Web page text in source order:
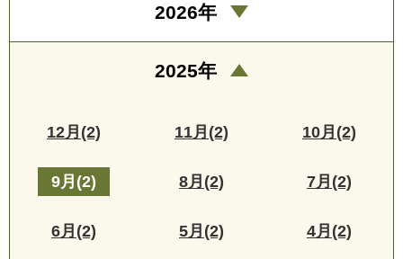
2026年
2025年
12月(2) 11月(2) 10月(2)
9月(2) 8月(2) 7月(2)
6月(2) 5月(2) 4月(2)